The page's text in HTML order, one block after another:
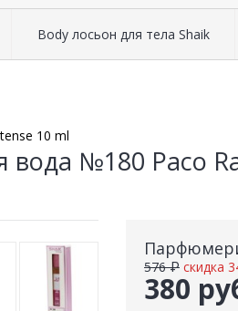
Body лосьон для тела Shaik
10 ml
№180 Paco
380
576 ₽ скидка